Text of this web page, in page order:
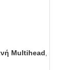
Multihead,